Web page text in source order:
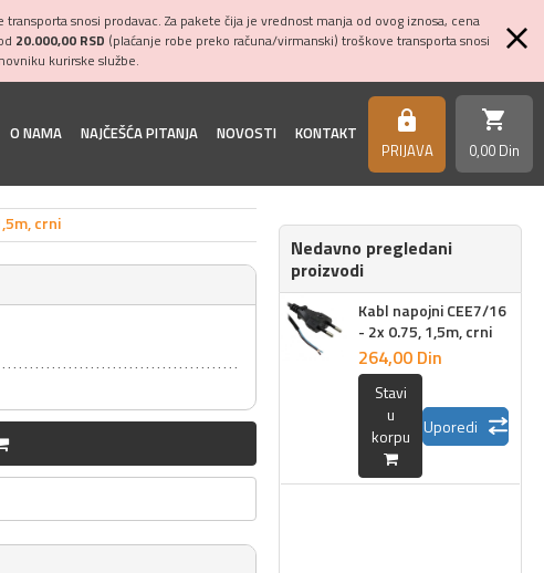
snosi prodavac. Za pakete čija je vrednost manja od ovog iznosa, cena
20.000,00 RSD (plaćanje robe preko računa/virmanski) troškove transporta snosi
kurirske službe.
O NAMA NAJČEŠĆA PITANJA NOVOSTI KONTAKT https
PRIJAVA
shopping_cart
0,00 Din
crni
Nedavno pregledani
proizvodi
Kabl napojni CEE7/16
- 2x 0.75, 1,5m, crni
264,00 Din
Stavi
u
korpu
Uporedi